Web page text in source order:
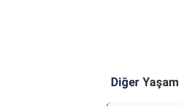
Diğer Yaşam